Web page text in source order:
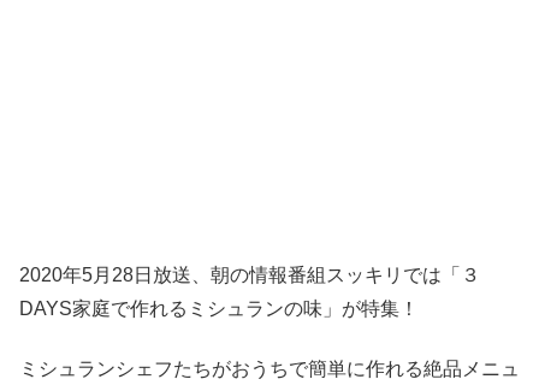
2020年5月28日放送、朝の情報番組スッキリでは「３
DAYS家庭で作れるミシュランの味」が特集！
ミシュランシェフたちがおうちで簡単に作れる絶品メニュ